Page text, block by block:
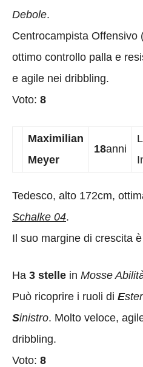
Debole.
Centrocampista Offensivo
ottimo controllo palla e
e agile nei dribbling.
Voto: 8
Maximilian
Meyer
18anni
Tedesco, alto 172cm,
Schalke 04.
Il suo margine di crescita
Ha 3 stelle in Mosse
Può ricoprire i ruoli di E
Sinistro. Molto veloce,
dribbling.
Voto: 8